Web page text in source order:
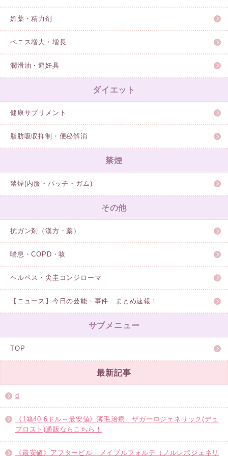
媚薬・精力剤
ペニス増大・増長
潤滑油・避妊具
ダイエット
健康サプリメント
脂肪吸収抑制・便秘解消
禁煙
禁煙(内服・パッチ・ガム)
その他
抗ガン剤（漢方・薬）
喘息・COPD・咳
ヘルペス・尖圭コンジローマ
【ニュース】今日の芸能・事件 まとめ速報！
サブメニュー
TOP
最新記事
d
《1箱40.6ドル～最安値》薄毛治療｜ザガーロジェネリック(デュ
プロスト)通販ならこちら！
《最安値》アフターピル｜メイプルフォルテ（ノルレボジェネリ